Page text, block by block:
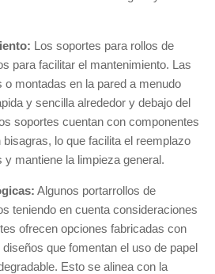
Los soportes para rollos de
para facilitar el mantenimiento. Las
o montadas en la pared a menudo
y sencilla alrededor y debajo del
soportes cuentan con componentes
lo que facilita el reemplazo
y mantiene la limpieza general.
Algunos portarrollos de
teniendo en cuenta consideraciones
ofrecen opciones fabricadas con
que fomentan el uso de papel
Esto se alinea con la